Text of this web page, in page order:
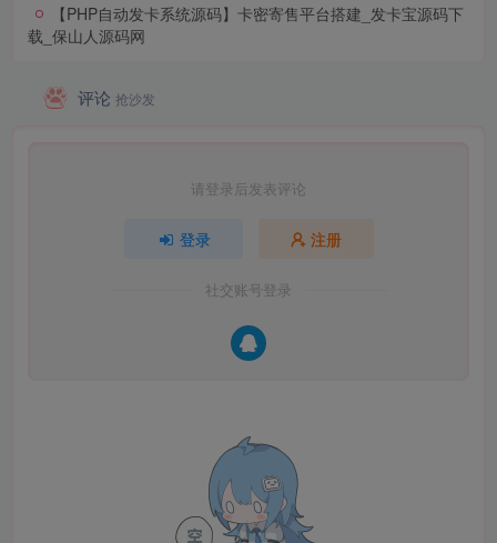
【PHP自动发卡系统源码】卡密寄售平台搭建_发卡宝源码下
载_保山人源码网
评论 抢沙发
请登录后发表评论
登录 注册
社交账号登录